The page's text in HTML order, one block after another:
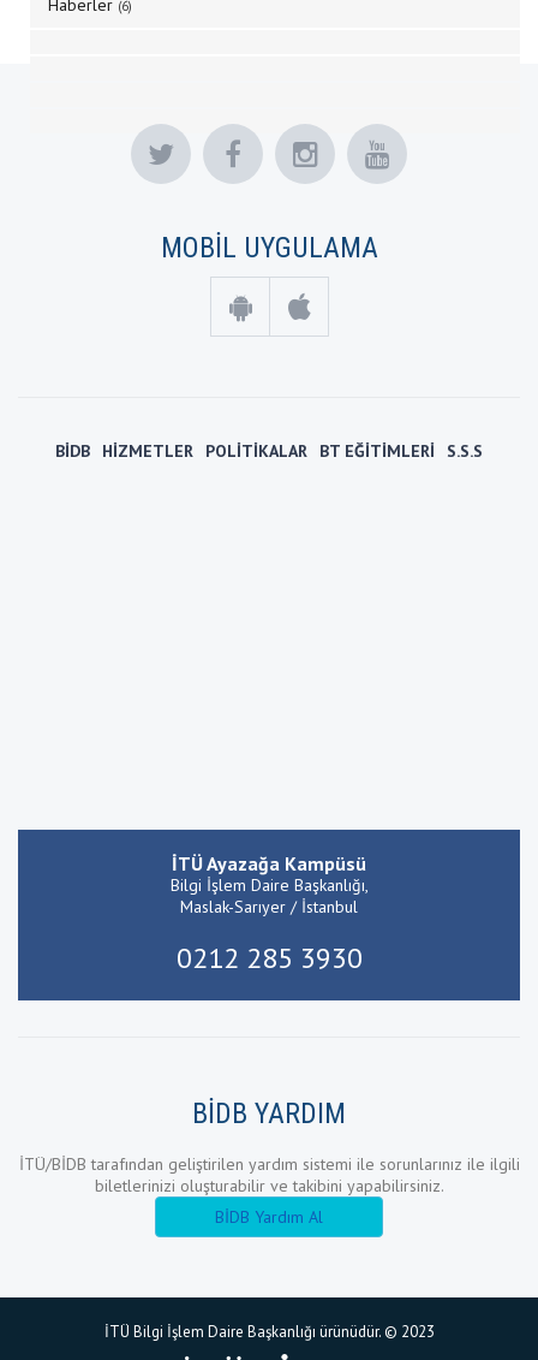
Haberler (6)
MOBİL UYGULAMA
BİDB HİZMETLER POLİTİKALAR BT EĞİTİMLERİ S.S.S
İTÜ Ayazağa Kampüsü
Bilgi İşlem Daire Başkanlığı,
Maslak-Sarıyer / İstanbul
0212 285 3930
BİDB YARDIM
İTÜ/BİDB tarafından geliştirilen yardım sistemi ile sorunlarınız ile ilgili
biletlerinizi oluşturabilir ve takibini yapabilirsiniz.
BİDB Yardım Al
İTÜ Bilgi İşlem Daire Başkanlığı ürünüdür. © 2023